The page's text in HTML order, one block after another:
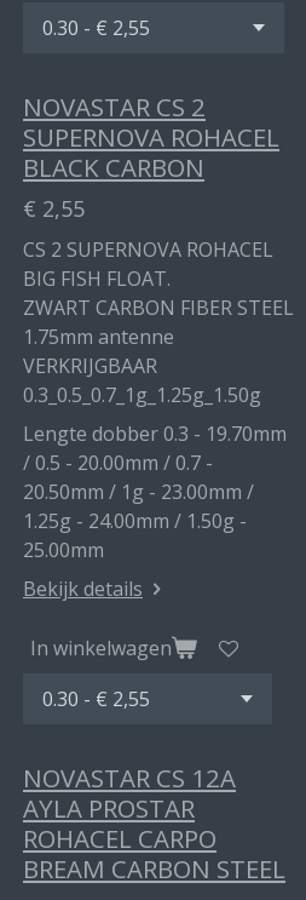
NOVASTAR CS 2
SUPERNOVA ROHACEL
BLACK CARBON
€ 2,55
CS 2 SUPERNOVA ROHACEL
BIG FISH FLOAT.
ZWART CARBON FIBER STEEL
1.75mm antenne
VERKRIJGBAAR
0.3_0.5_0.7_1g_1.25g_1.50g
Lengte dobber 0.3 - 19.70mm
/ 0.5 - 20.00mm / 0.7 -
20.50mm / 1g - 23.00mm /
1.25g - 24.00mm / 1.50g -
25.00mm
Bekijk details
In winkelwagen
NOVASTAR CS 12A
AYLA PROSTAR
ROHACEL CARPO
BREAM CARBON STEEL